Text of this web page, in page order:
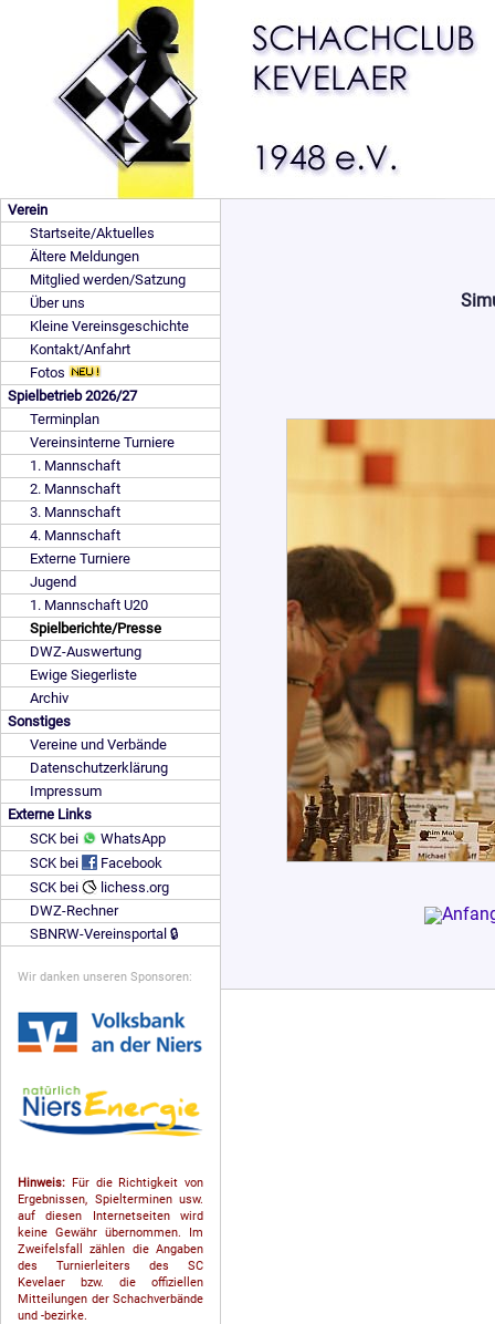
Verein
Startseite/Aktuelles
Ältere Meldungen
Mitglied werden/Satzung
Über uns
Kleine Vereinsgeschichte
Kontakt/Anfahrt
Fotos
Spielbetrieb 2026/27
Terminplan
Vereinsinterne Turniere
1. Mannschaft
2. Mannschaft
3. Mannschaft
4. Mannschaft
Externe Turniere
Jugend
1. Mannschaft U20
Spielberichte/Presse
DWZ-Auswertung
Ewige Siegerliste
Archiv
Sonstiges
Vereine und Verbände
Datenschutzerklärung
Impressum
Externe Links
SCK bei
WhatsApp
SCK bei
Facebook
SCK bei
lichess.org
DWZ-Rechner
SBNRW-Vereinsportal 🔒
Wir danken unseren Sponsoren:
Hinweis: Für die Richtigkeit von
Ergebnissen, Spielterminen usw.
auf diesen Internetseiten wird
keine Gewähr übernommen. Im
Zweifelsfall zählen die Angaben
des Turnierleiters des SC
Kevelaer bzw. die offiziellen
Mitteilungen der Schach­ver­bände
und -bezirke.